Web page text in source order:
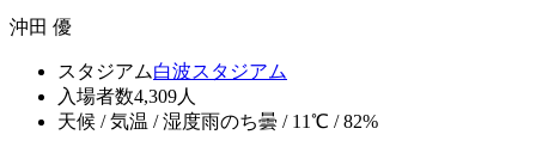
沖田 優
スタジアム白波スタジアム
入場者数4,309人
天候 / 気温 / 湿度雨のち曇 / 11℃ / 82%